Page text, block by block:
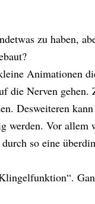
zu haben,
Animationen
die Nerven gehen.
Desweiteren
werden. Vor
so eine